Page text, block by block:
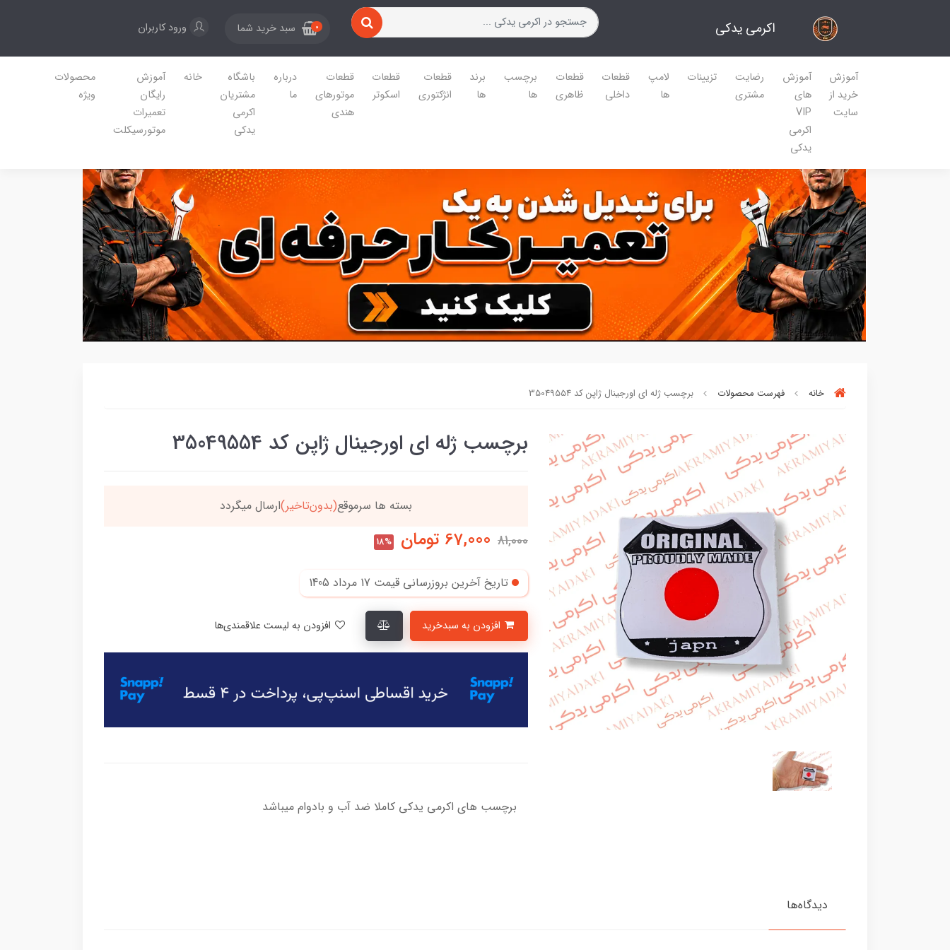
اکرمی یدکی 0 سبد خرید شما ورود کاربران
آموزش
خرید از
سایت
آموزش
های
VIP
اکرمی
یدکی
رضایت
مشتری
تزیینات
لامپ
ها
قطعات
داخلی
قطعات
ظاهری
برچسب
ها
برند
ها
قطعات
انژکتوری
قطعات
اسکوتر
قطعات
موتورهای
هندی
درباره
ما
باشگاه
مشتریان
اکرمی
یدکی
خانه
آموزش
رایگان
تعمیرات
موتورسیکلت
محصولات
ویژه
خانه فهرست محصولات برچسب ژله ای اورجینال ژاپن کد 35049554
برچسب ژله ای اورجینال ژاپن کد 35049554
بسته ها سرموقع (بدون‌تاخیر)ارسال میگردد خریدتو به5میلیون برسون،ارسالت‌رایگانه
81,000
67,000 تومان 18%
تاریخ آخرین بروزرسانی قیمت 17 مرداد 1405
برچسب های اکرمی یدکی کاملا ضد آب و بادوام میباشد
دیدگاه‌ها